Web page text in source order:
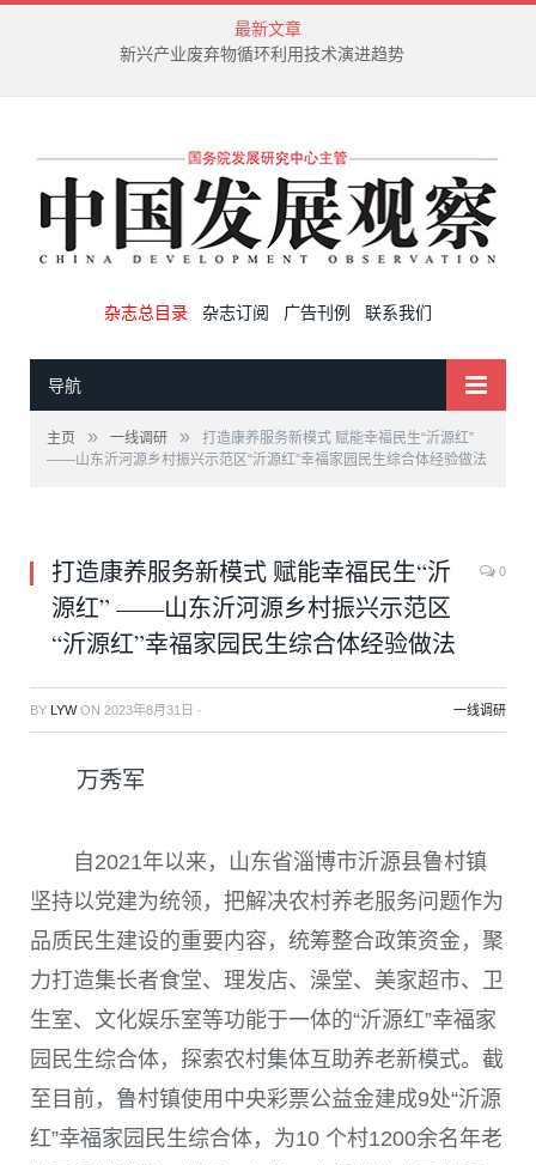
最新文章
新兴产业废弃物循环利用技术演进趋势
杂志总目录 杂志订阅 广告刊例 联系我们
导航
主页 » 一线调研 »
打造康养服务新模式 赋能幸福民生“沂源红”
——山东沂河源乡村振兴示范区“沂源红”幸福家园民生综合体经验做法
打造康养服务新模式 赋能幸福民生“沂
源红” ——山东沂河源乡村振兴示范区
“沂源红”幸福家园民生综合体经验做法
0
BY LYWON 2023年8月31日 · 一线调研
万秀军
自 2021年以来，山东省淄博市沂源县鲁村镇
坚持以党建为统领，把解决农村养老服务问题作为
品质民生建设的重要内容，统筹整合政策资金，聚
力打造集长者食堂、理发店、澡堂、美家超市、卫
生室、文化娱乐室等功能于一体的“沂源红”幸福家
园民生综合体，探索农村集体互助养老新模式。截
至目前，鲁村镇使用中央彩票公益金建成9处“沂源
红”幸福家园民生综合体，为10 个村1200余名年老